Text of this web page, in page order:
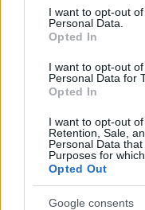
consent section.
I want to opt-out
Personal Data.
Opted In
I want to opt-out
Personal Data for
Opted In
I want to opt-out
Retention, Sale,
Personal Data
Purposes for
Opted Out
Google consents